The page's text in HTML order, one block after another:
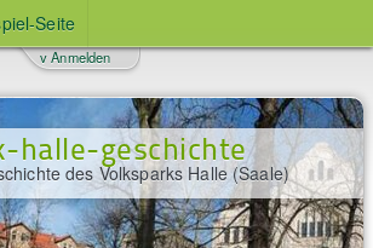
Seite
halle-geschichte
des Volksparks Halle (Saale)
v Anmelden